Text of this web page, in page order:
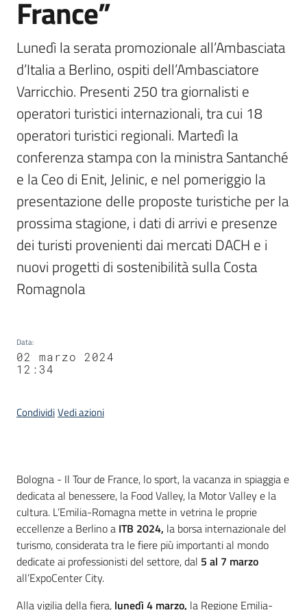
France”
Lunedì la serata promozionale all’Ambasciata
d’Italia a Berlino, ospiti dell’Ambasciatore
Varricchio. Presenti 250 tra giornalisti e
operatori turistici internazionali, tra cui 18
operatori turistici regionali. Martedì la
conferenza stampa con la ministra Santanché
e la Ceo di Enit, Jelinic, e nel pomeriggio la
presentazione delle proposte turistiche per la
prossima stagione, i dati di arrivi e presenze
dei turisti provenienti dai mercati DACH e i
nuovi progetti di sostenibilità sulla Costa
Romagnola
Data:
02 marzo 2024
12:34
CondividiVedi azioni
Contenuto
Bologna - Il Tour de France, lo sport, la vacanza in spiaggia e
dedicata al benessere, la Food Valley, la Motor Valley e la
cultura. L’Emilia-Romagna mette in vetrina le proprie
eccellenze a Berlino a ITB 2024, la borsa internazionale del
turismo, considerata tra le fiere più importanti al mondo
dedicate ai professionisti del settore, dal 5 al 7 marzo
all’ExpoCenter City.
Alla vigilia della fiera, lunedì 4 marzo, la Regione Emilia-